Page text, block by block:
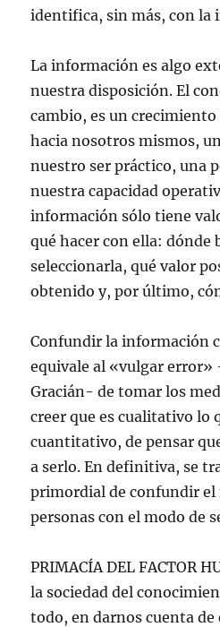
identifica, sin más, con la
La información es algo
nuestra disposición. El
cambio, es un
hacia nosotros mismos,
nuestro ser práctico, una
nuestra capacidad
información sólo tiene
qué hacer con ella: dónde
seleccionarla, qué valor
obtenido y, por último,
Confundir la información
equivale al «vulgar
Gracián- de tomar los
creer que es cualitativo lo
cuantitativo, de pensar
a serlo. En definitiva, se
primordial de confundir el
personas con el modo de
PRIMACÍA DEL FACTOR
la sociedad del
todo, en darnos cuenta de